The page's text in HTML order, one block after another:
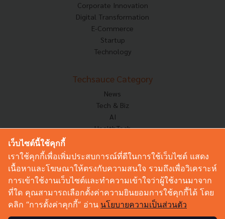
Corporate Innovation
Digital Transformation
E-Commerce
Startup
Technology
Techsauce Category
News
Tech & Biz
AI
HealthTech
Corp Innov
Saucy Thoughts
Based On
Sustainable
Videos
Podcast
เว็บไซต์นี้ใช้คุกกี้
เราใช้คุกกี้เพื่อเพิ่มประสบการณ์ที่ดีในการใช้เว็บไซต์ แสดง
เนื้อหาและโฆษณาให้ตรงกับความสนใจ รวมถึงเพื่อวิเคราะห์
การเข้าใช้งานเว็บไซต์และทำความเข้าใจว่าผู้ใช้งานมาจาก
ที่ใด คุณสามารถเลือกตั้งค่าความยินยอมการใช้คุกกี้ได้ โดย
คลิก “การตั้งค่าคุกกี้” อ่าน นโยบายความเป็นส่วนตัว